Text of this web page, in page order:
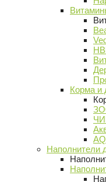
Корма и
Наполнители